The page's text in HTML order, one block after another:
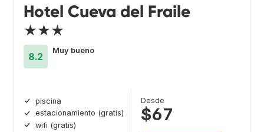
Hotel Cueva del Fraile
★★★
8.2
Muy bueno
piscina
estacionamiento (gratis)
wifi (gratis)
Desde
$67